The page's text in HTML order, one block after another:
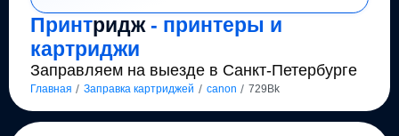
Принтридж- принтеры и
картриджи
Заправляем на выезде в Санкт-Петербурге
Главная / Заправка картриджей / canon / 729Bk